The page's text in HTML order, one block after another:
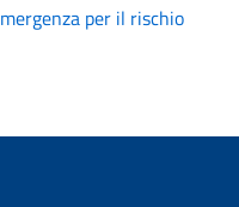
per il rischio